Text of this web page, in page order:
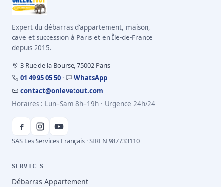
Expert du débarras d'appartement, maison,
cave et succession à Paris et en Île-de-France
depuis 2015.
3 Rue de la Bourse, 75002 Paris
01 49 95 05 50 ·
WhatsApp
contact@onlevetout.com
Horaires : Lun–Sam 8h–19h · Urgence 24h/24
SAS Les Services Français · SIREN 987733110
SERVICES
Débarras Appartement